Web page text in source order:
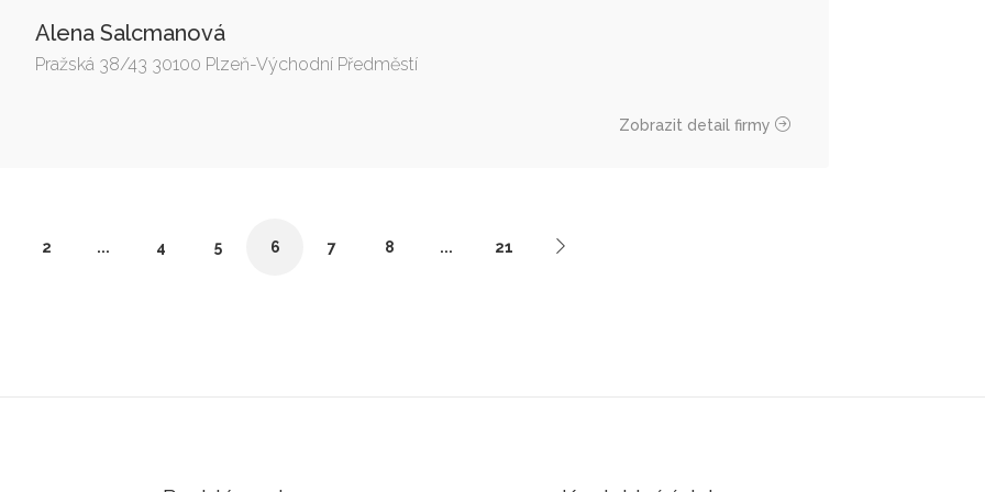
Alena Salcmanová
Pražská 38/43 30100 Plzeň-Východní Předměstí
Zobrazit detail firmy
2 ... 4 5 6 7 8 ... 21